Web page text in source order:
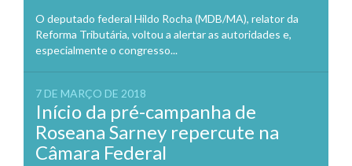
O deputado federal Hildo Rocha (MDB/MA), relator da
Reforma Tributária, voltou a alertar as autoridades e,
especialmente o congresso...
7 DE MARÇO DE 2018
Início da pré-campanha de
Roseana Sarney repercute na
Câmara Federal